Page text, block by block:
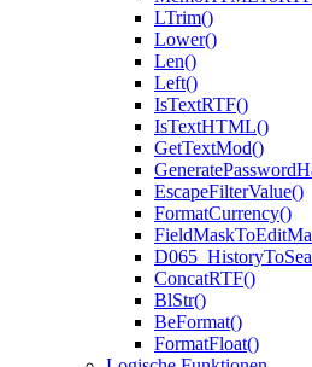
LTrim()
Lower()
Len()
Left()
IsTextRTF()
IsTextHTML()
GetTextMod()
EscapeFilterValue()
FormatCurrency()
ConcatRTF()
BlStr()
BeFormat()
FormatFloat()